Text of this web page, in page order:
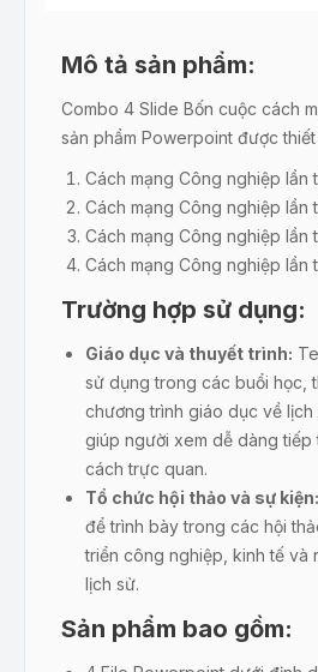
Mô tả sản phẩm:
Combo 4 Slide Bốn cuộc cách
sản phẩm Powerpoint được
Cách mạng Công nghiệp lần
Cách mạng Công nghiệp lần
Cách mạng Công nghiệp lần
Cách mạng Công nghiệp lần
Trường hợp sử dụng:
Giáo dục và thuyết trình:
sử dụng trong các buổi học,
chương trình giáo dục về lịch
giúp người xem dễ dàng tiếp
cách trực quan.
Tổ chức hội thảo và sự kiện:
để trình bày trong các hội
triển công nghiệp, kinh tế và
lịch sử.
Sản phẩm bao gồm: